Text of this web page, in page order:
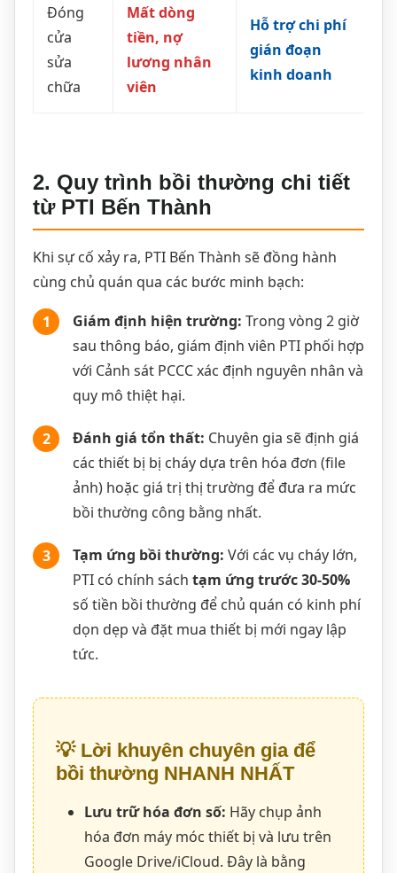
Đóng
cửa
sửa
chữa
Mất dòng
tiền, nợ
lương nhân
viên
Hỗ trợ chi phí
gián đoạn
kinh doanh
2. Quy trình bồi thường chi tiết
từ PTI Bến Thành
Khi sự cố xảy ra, PTI Bến Thành sẽ đồng hành
cùng chủ quán qua các bước minh bạch:
1 Giám định hiện trường: Trong vòng 2 giờ
sau thông báo, giám định viên PTI phối hợp
với Cảnh sát PCCC xác định nguyên nhân và
quy mô thiệt hại.
2 Đánh giá tổn thất: Chuyên gia sẽ định giá
các thiết bị bị cháy dựa trên hóa đơn (file
ảnh) hoặc giá trị thị trường để đưa ra mức
bồi thường công bằng nhất.
3 Tạm ứng bồi thường: Với các vụ cháy lớn,
PTI có chính sách tạm ứng trước 30-50%
số tiền bồi thường để chủ quán có kinh phí
dọn dẹp và đặt mua thiết bị mới ngay lập
tức.
💡 Lời khuyên chuyên gia để
bồi thường NHANH NHẤT
Lưu trữ hóa đơn số: Hãy chụp ảnh
hóa đơn máy móc thiết bị và lưu trên
Google Drive/iCloud. Đây là bằng